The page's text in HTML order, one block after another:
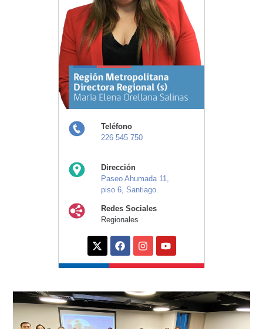
Teléfono
226 545 750
Dirección
Paseo Ahumada 11,
piso 6, Santiago.
Redes Sociales
Regionales